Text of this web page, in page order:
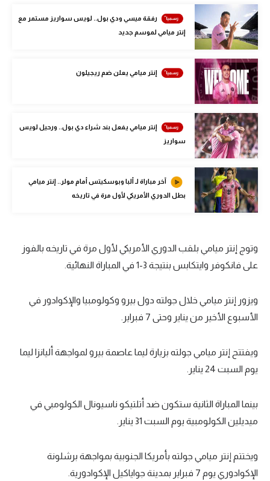
القسم الثاني
رياضات أخرى
كرة السلة الأمريكية
كرة سلة
كرة يد
كرة طائرة
الوطن العربي
في المونديال
آسيا
أمريكا
ركن الألعاب
Gamers
ميركاتو
تحقيق في الجول
تقرير في الجول
حكايات في الجول
رفقة ميسي ودي بول.. لويس سواريز مستمر مع
إنتر ميامي لموسم جديد
إنتر ميامي يعلن ضم ريجيلون
إنتر ميامي يفعل بند شراء دي بول.. ورحيل لويس
سواريز
آخر مباراة لـ ألبا وبوسكيتس أمام مولر.. إنتر ميامي
بطل الدوري الأمريكي لأول مرة في تاريخه
وتوج إنتر ميامي بلقب الدوري الأمريكي لأول مرة في تاريخه بالفوز
على فانكوفر وايتكابس بنتيجة 3
-
1 في المباراة النهائية.
ويزور إنتر ميامي خلال جولته دول بيرو وكولومبيا والإكوادور في
الأسبوع الأخير من يناير وحتى 7 فبراير.
ويفتتح إنتر ميامي جولته بزيارة ليما عاصمة بيرو لمواجهة أليانزا ليما
يوم السبت 24 يناير.
بينما المباراة الثانية ستكون ضد أتلتيكو ناسيونال الكولومبي في
ميديلين الكولومبية يوم السبت 31 يناير.
ويختتم إنتر ميامي جولته بأمريكا الجنوبية بمواجهة برشلونة
الإكوادوري يوم 7 فبراير بمدينة جواياكيل الإكوادورية.